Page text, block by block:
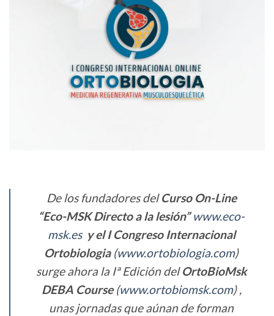
De los fundadores delCurso On-Line
“Eco-MSK Directo a la lesión”www.eco-
msk.es y el I Congreso Internacional
Ortobiologia(www.ortobiologia.com)
surge ahora la Iª Edición delOrtoBioMsk
DEBA Course(www.ortobiomsk.com) ,
unas jornadas que aúnan de forman